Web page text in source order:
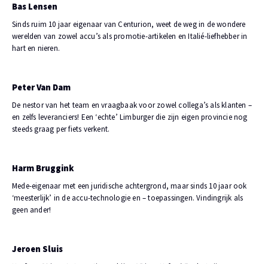
Bas Lensen
Sinds ruim 10 jaar eigenaar van Centurion, weet de weg in de wondere
werelden van zowel accu’s als promotie-artikelen en Italié-liefhebber in
hart en nieren.
Peter Van Dam
De nestor van het team en vraagbaak voor zowel collega’s als klanten –
en zelfs leveranciers! Een ‘echte’ Limburger die zijn eigen provincie nog
steeds graag per fiets verkent.
Harm Bruggink
Mede-eigenaar met een juridische achtergrond, maar sinds 10 jaar ook
‘meesterlijk’ in de accu-technologie en – toepassingen. Vindingrijk als
geen ander!
Jeroen Sluis